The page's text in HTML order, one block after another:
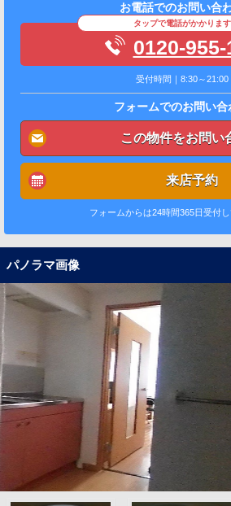
お電話でのお問い合
タップで電話がかかります
0120-955-
受付時間｜8:30～21:00
フォームでのお問い合
この物件をお問い
来店予約
フォームからは24時間365日受付し
パノラマ画像